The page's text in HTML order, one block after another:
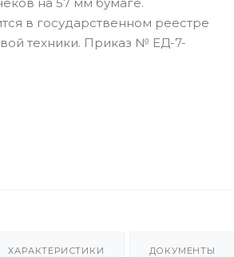
в государственном реестре
техники. Приказ № ЕД-7-
ХАРАКТЕРИСТИКИ ДОКУМЕНТЫ